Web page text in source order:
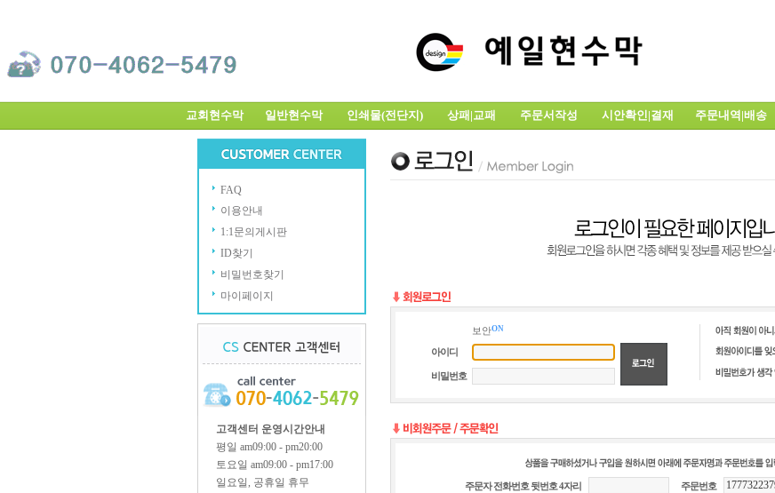
교회현수막 일반현수막 인쇄물(전단지) 상패|교패 주문서작성 시안확인|결재 주문내역|배송
FAQ
이용안내
1:1문의게시판
ID찾기
비밀번호찾기
마이페이지
고객센터 운영시간안내
평일 am09:00 - pm20:00
토요일 am09:00 - pm17:00
일요일, 공휴일 휴무
보안ON
아이디
비밀번호
주문자 전화번호 뒷번호 4자리 주문번호